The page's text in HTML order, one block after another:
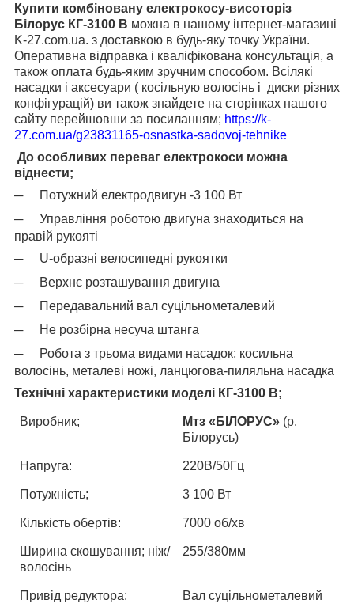
Купити комбіновану електрокосу-висоторіз
Білорус КГ-3100 В можна в нашому інтернет-магазині
K-27.com.ua. з доставкою в будь-яку точку України.
Оперативна відправка і кваліфікована консультація, а
також оплата будь-яким зручним способом. Всілякі
насадки і аксесуари ( косільную волосінь і диски різних
конфігурацій) ви також знайдете на сторінках нашого
сайту перейшовши за посиланням; https://k-
27.com.ua/g23831165-osnastka-sadovoj-tehnike
До особливих переваг електрокоси можна
віднести;
─
Потужний електродвигун -3 100 Вт
─
Управління роботою двигуна знаходиться на
правій рукояті
─
U-образні велосипедні рукоятки
─
Верхнє розташування двигуна
─
Передавальний вал суцільнометалевий
─
Не розбірна несуча штанга
─
Робота з трьома видами насадок; косильна
волосінь, металеві ножі, ланцюгова-пиляльна насадка
Технічні характеристики моделі КГ-3100 В;
Виробник; Мтз «БІЛОРУС» (р.
Білорусь)
Напруга: 220В/50Гц
Потужність; 3 100 Вт
Кількість обертів: 7000 об/хв
Ширина скошування; ніж/
волосінь
255/380мм
Привід редуктора: Вал суцільнометалевий